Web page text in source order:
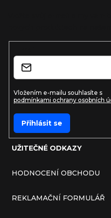
UŽITEČNÉ ODKAZY
HODNOCENÍ OBCHODU
REKLAMAČNÍ FORMULÁŘ
Vložením e-mailu souhlasíte s
podmínkami ochrany osobních
Přihlásit se